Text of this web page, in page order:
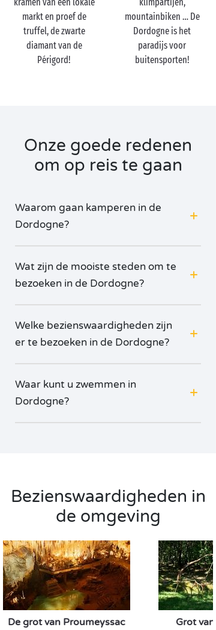
Vézère ontspruit uit de Dordogne. Volg de rivier
stroomopwaarts te voet,
op de fiets of in een kano
en ontdek het bekende
Kasteel van Castelnauden de
schitterende hangende tuinen van Marqueyssac. U
markt en proef de
truffel, de zwarte
diamant van de
Périgord!
mountainbiken … De
Dordogne is het
paradijs voor
buitensporten!
Onze goede redenen
om op reis te gaan
Waarom gaan kamperen in de
Dordogne?
Wat zijn de mooiste steden om te
bezoeken in de Dordogne?
Welke bezienswaardigheden zijn
er te bezoeken in de Dordogne?
Waar kunt u zwemmen in
Dordogne?
Bezienswaardigheden in
de omgeving
De grot van Proumeyssac Grot